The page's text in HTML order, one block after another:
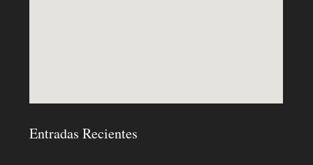
Entradas Recientes